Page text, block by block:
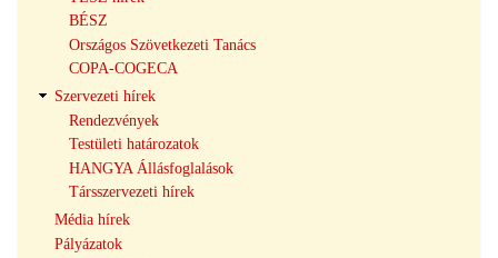
BÉSZ
Országos Szövetkezeti Tanács
COPA-COGECA
Szervezeti hírek
Rendezvények
Testületi határozatok
HANGYA Állásfoglalások
Társszervezeti hírek
Média hírek
Pályázatok